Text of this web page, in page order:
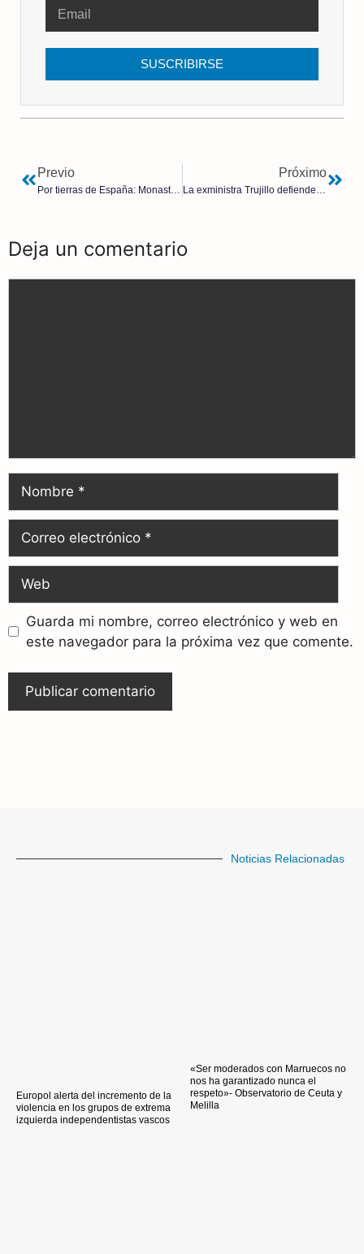
SUSCRIBIRSE
Previo
Por tierras de España: Monasterio de San Juan de la Peña | José Riqueni Barrios
Próximo
Deja un comentario
Guarda mi nombre, correo electrónico y web en
este navegador para la próxima vez que comente.
Noticias Relacionadas
Europol alerta del incremento de la
violencia en los grupos de extrema
izquierda independentistas vascos
«Ser moderados con Marruecos no
nos ha garantizado nunca el
respeto»- Observatorio de Ceuta y
Melilla